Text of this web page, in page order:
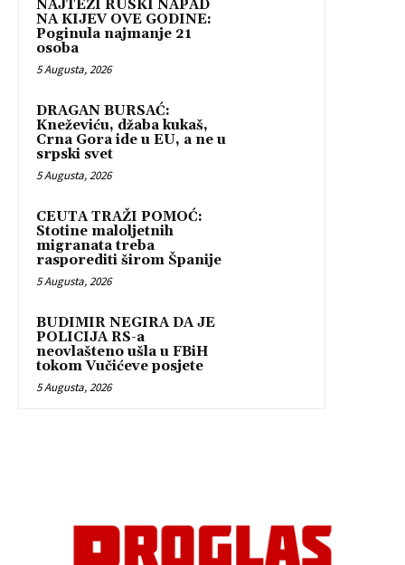
NAJTEŽI RUSKI NAPAD
NA KIJEV OVE GODINE:
Poginula najmanje 21
osoba
5 Augusta, 2026
DRAGAN BURSAĆ:
Kneževiću, džaba kukaš,
Crna Gora ide u EU, a ne u
srpski svet
5 Augusta, 2026
CEUTA TRAŽI POMOĆ:
Stotine maloljetnih
migranata treba
rasporediti širom Španije
5 Augusta, 2026
BUDIMIR NEGIRA DA JE
POLICIJA RS-a
neovlašteno ušla u FBiH
tokom Vučićeve posjete
5 Augusta, 2026